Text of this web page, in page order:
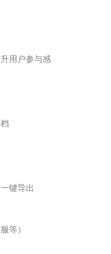
用户参与感
键导出
等）